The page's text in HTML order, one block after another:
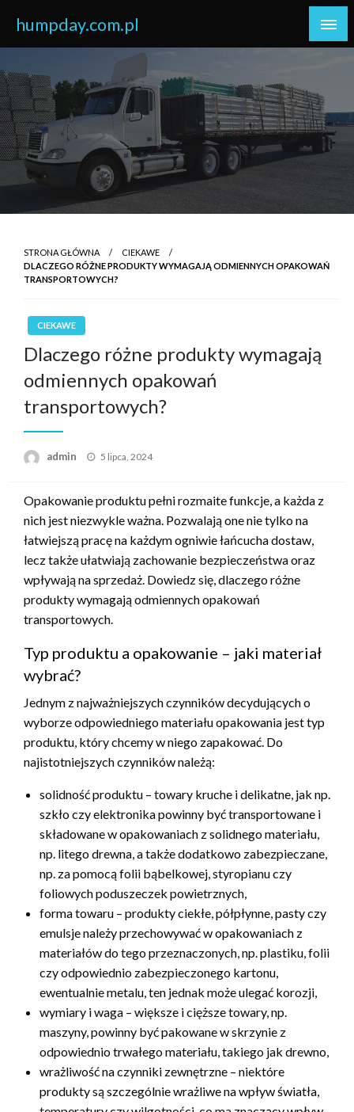
content
humpday.com.pl
STRONA GŁÓWNA
CIEKAWE
DLACZEGO RÓŻNE PRODUKTY WYMAGAJĄ ODMIENNYCH OPAKOWAŃ
TRANSPORTOWYCH?
CIEKAWE
Dlaczego różne produkty wymagają
odmiennych opakowań
transportowych?
admin
Opublikowane
5 lipca, 2024
Opakowanie produktu pełni rozmaite funkcje, a każda z
nich jest niezwykle ważna. Pozwalają one nie tylko na
łatwiejszą pracę na każdym ogniwie łańcucha dostaw,
lecz także ułatwiają zachowanie bezpieczeństwa oraz
wpływają na sprzedaż. Dowiedz się, dlaczego różne
produkty wymagają odmiennych opakowań
transportowych.
Typ produktu a opakowanie – jaki materiał
wybrać?
Jednym z najważniejszych czynników decydujących o
wyborze odpowiedniego materiału opakowania jest typ
produktu, który chcemy w niego zapakować. Do
najistotniejszych czynników należą:
solidność produktu – towary kruche i delikatne, jak np.
szkło czy elektronika powinny być transportowane i
składowane w opakowaniach z solidnego materiału,
np. litego drewna, a także dodatkowo zabezpieczane,
np. za pomocą folii bąbelkowej, styropianu czy
foliowych poduszeczek powietrznych,
forma towaru – produkty ciekłe, półpłynne, pasty czy
emulsje należy przechowywać w opakowaniach z
materiałów do tego przeznaczonych, np. plastiku, folii
czy odpowiednio zabezpieczonego kartonu,
ewentualnie metalu, ten jednak może ulegać korozji,
wymiary i waga – większe i cięższe towary, np.
maszyny, powinny być pakowane w skrzynie z
odpowiednio trwałego materiału, takiego jak drewno,
wrażliwość na czynniki zewnętrzne – niektóre
produkty są szczególnie wrażliwe na wpływ światła,